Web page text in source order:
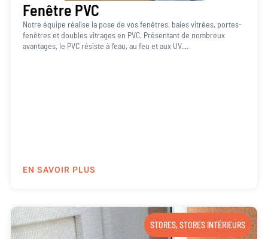
Fenêtre PVC
Notre équipe réalise la pose de vos fenêtres, baies vitrées, portes-
fenêtres et doubles vitrages en PVC. Présentant de nombreux
avantages, le PVC résiste à l’eau, au feu et aux UV....
EN SAVOIR PLUS
STORES,STORES INTÉRIEURS